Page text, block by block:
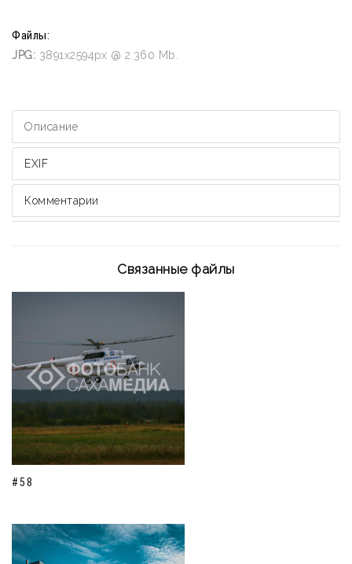
Файлы:
JPG: 3891x2594px @ 2.360 Mb.
Описание
EXIF
Комментарии
Связанные файлы
#58